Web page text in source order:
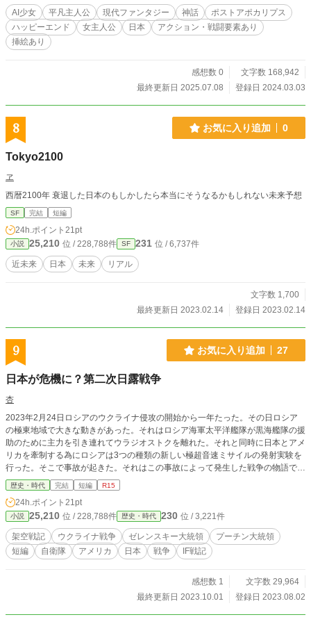
め、記憶を失ったアンドロイド「ツグミ」だと判明する。
イナホたちは近衛隊候補生として訓練を受けつつ、メイアの
過去を追い、やがてクバンダに関わる巨悪の中枢に遭遇。
て暴走した自律兵器に蹂躙され、滅びの道を辿っていたのだ
った。 秋津国の最高神・愛数宿大御神の命により、イナホ
「三種の神器」を手に、神々の惨劇を止めるため日本へ派遣
される。日本で天照大神と出会い、ヒルコを討つことを命じ
られるイナホ。しかし、ヒルコの背景を知った彼女は、何と
中。乞うご期待下さい！ 過去に本作をイメージしたBGMも
索。で、視聴できます
AI少女 平凡主人公 現代ファンタジー 神話
ポストアポカリプス
ハッピーエンド
女主人公 日本
アクション・戦闘要素あり
挿絵あり
感想数 0
文字数 168,942
最終更新日 2025.07.08
登録日 2024.03.03
8 お気に入り追加 0
Tokyo2100
ヱ
西暦2100年 衰退した日本のもしかしたら本当にそうなるかもしれない未来予想
SF 完結 短編
24h.ポイント 21pt
小説 25,210 位 / 228,788件 SF 231 位 / 6,737件
近未来 日本 未来 リアル
文字数 1,700
最終更新日 2023.02.14
登録日 2023.02.14
9 お気に入り追加 27
日本が危機に？第二次日露戦争
杏
2023年2月24日ロシアのウクライナ侵攻の開始から一年たった。その日ロシア
の極東地域で大きな動きがあった。それはロシア海軍太平洋艦隊が黒海艦隊の援
助のために主力を引き連れてウラジオストクを離れた。それと同時に日本とアメ
リカを牽制する為にロシアは3つの種類の新しい極超音速ミサイルの発射実験を
行った。そこで事故が起きた。それはこの事故によって発生した戦争の物語であ
る。ただし3発も間違えた方向に飛ぶのは故意だと思われた。実際には事故だっ
たがそもそも飛ばす場所をセッティングした将校は日本に向けて飛ばすようにセ
ッティングをわざとしていた。これは太平洋艦隊の司令官の命令だ。司令官は黒
海艦隊を支援するのが不服でこれを企んだのだ。ただ実際に戦争をするとは考え
ていなかったし過激な思想を持っていた為普通に海の上を進んでいた。 なろ
う、カクヨムでも連載しています。
歴史・時代 完結 短編 R15
24h.ポイント 21pt
小説 25,210 位 / 228,788件 歴史・時代 230 位 / 3,221件
架空戦記 ウクライナ戦争 ゼレンスキー大統領
プーチン大統領
短編
自衛隊 アメリカ 日本 戦争 IF戦記
感想数 1
文字数 29,964
最終更新日 2023.10.01
登録日 2023.08.02